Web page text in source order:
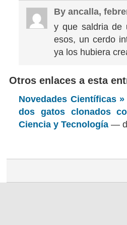
By ancalla,
y que saldria de
esos, un cerdo
ya los hubiera
Otros enlaces a esta
Novedades Científicas
dos gatos clonados
Ciencia y Tecnología —